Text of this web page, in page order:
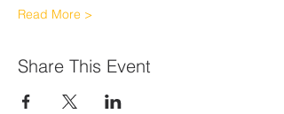
Read More >
Share This Event